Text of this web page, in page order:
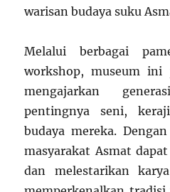
warisan budaya suku
Melalui berbagai
workshop, museum ini
mengajarkan
pentingnya seni,
budaya mereka.
masyarakat Asmat
dan melestarikan